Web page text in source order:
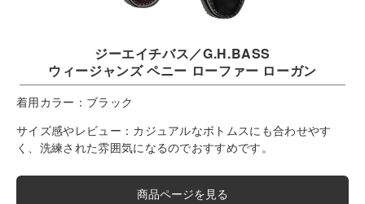
ジーエイチバス／G.H.BASS
ウィージャンズ ペニー ローファー ローガン
着用カラー： ブラック
サイズ感やレビュー： カジュアルなボトムスにも合わせやす
く、洗練された雰囲気になるのでおすすめです。
商品ページを見る